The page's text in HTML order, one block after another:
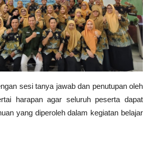
sesi tanya jawab dan penutupan oleh
harapan agar seluruh peserta dapat
yang diperoleh dalam kegiatan belajar